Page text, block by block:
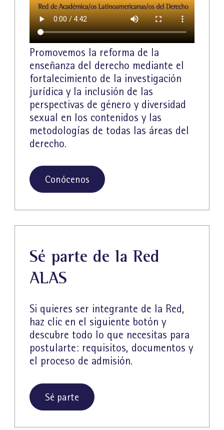
Promovemos la reforma de la
enseñanza del derecho mediante el
fortalecimiento de la investigación
jurídica y la inclusión de las
perspectivas de género y diversidad
sexual en los contenidos y las
metodologías de todas las áreas del
derecho.
Conócenos
Sé parte de la Red
ALAS
Si quieres ser integrante de la Red,
haz clic en el siguiente botón y
descubre todo lo que necesitas para
postularte: requisitos, documentos y
el proceso de admisión.
Sé parte